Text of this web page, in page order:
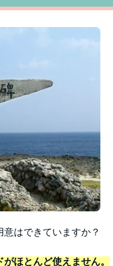
はできていますか？
ほとんど使えません。